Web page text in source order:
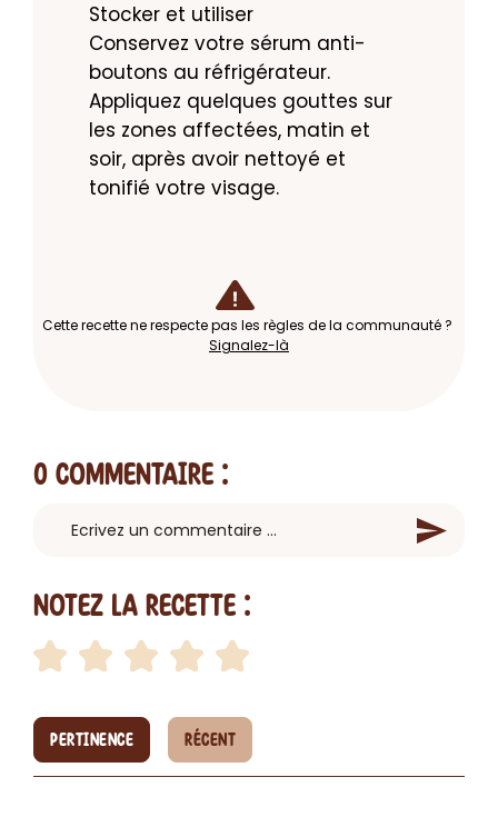
Stocker et utiliser
Conservez votre sérum anti-
boutons au réfrigérateur.
Appliquez quelques gouttes sur
les zones affectées, matin et
soir, après avoir nettoyé et
tonifié votre visage.
Cette recette ne respecte pas les règles de la communauté ?
Signalez-là
0 Commentaire :
Notez la recette :
PERTINENCE RÉCENT